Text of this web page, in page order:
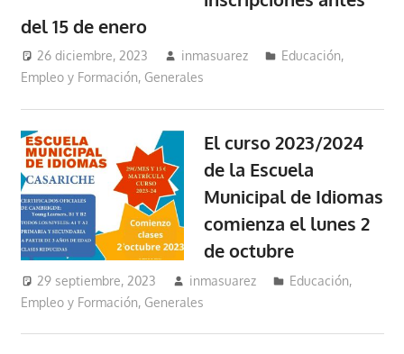
del 15 de enero
26 diciembre, 2023 inmasuarez
Educación,
Empleo y Formación, Generales
El curso 2023/2024
de la Escuela
Municipal de Idiomas
comienza el lunes 2
de octubre
29 septiembre, 2023 inmasuarez
Educación,
Empleo y Formación, Generales